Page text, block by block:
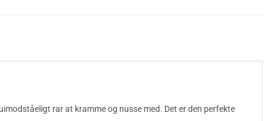
rar at kramme og nusse med. Det er den perfekte